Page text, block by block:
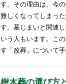
す。その理由は、今
難しくなってしまっ
す。墓じまいと関連
いう人もいます。こ
す「改葬」について